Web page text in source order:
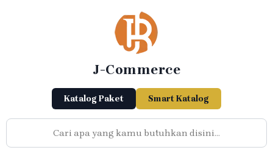
J-Commerce
Katalog Paket Smart Katalog